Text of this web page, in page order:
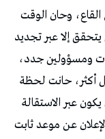
القاع، وحان الوقت
إلا عبر تجديد
ومسؤولين جدد،
أكثر، حانت لحظة
يكون عبر الاستقالة
عن موعد ثابت